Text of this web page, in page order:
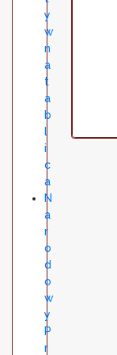
y
w
n
a
t
a
b
l
i
c
a
N
a
r
o
d
o
w
y
P
r